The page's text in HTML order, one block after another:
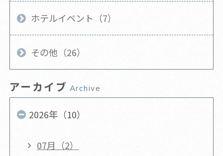
ホテルイベント（7）
その他（26）
アーカイブ Archive
2026年（10）
07月（2）